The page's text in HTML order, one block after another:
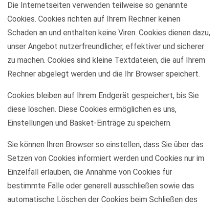
Die Internetseiten verwenden teilweise so genannte
Cookies. Cookies richten auf Ihrem Rechner keinen
Schaden an und enthalten keine Viren. Cookies dienen dazu,
unser Angebot nutzerfreundlicher, effektiver und sicherer
zu machen. Cookies sind kleine Textdateien, die auf Ihrem
Rechner abgelegt werden und die Ihr Browser speichert.
Cookies bleiben auf Ihrem Endgerät gespeichert, bis Sie
diese löschen. Diese Cookies ermöglichen es uns,
Einstellungen und Basket-Einträge zu speichern.
Sie können Ihren Browser so einstellen, dass Sie über das
Setzen von Cookies informiert werden und Cookies nur im
Einzelfall erlauben, die Annahme von Cookies für
bestimmte Fälle oder generell ausschließen sowie das
automatische Löschen der Cookies beim Schließen des